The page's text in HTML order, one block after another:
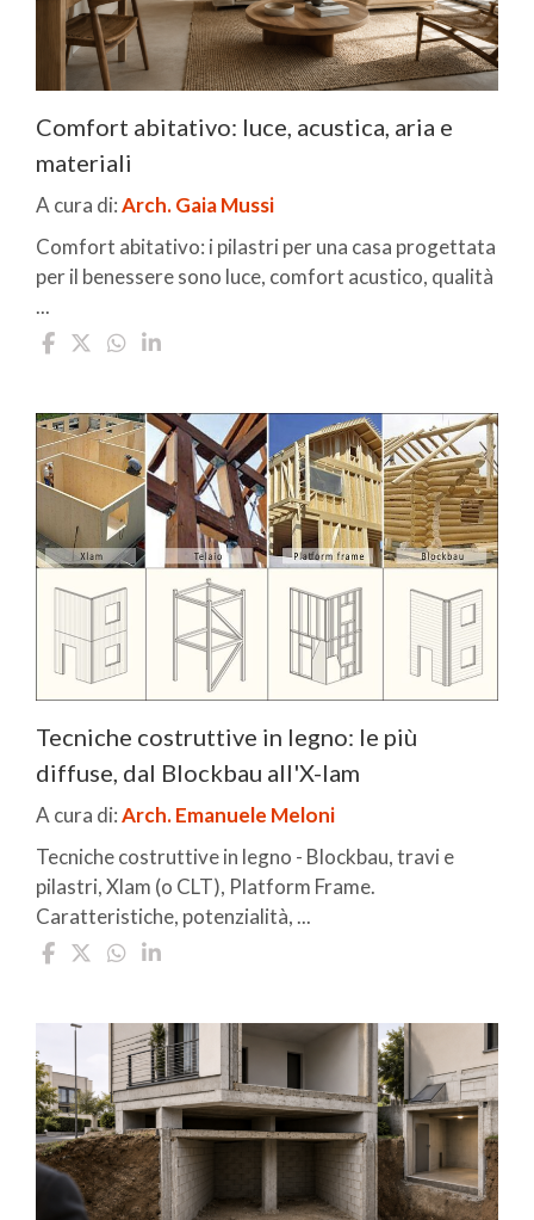
Comfort abitativo: luce, acustica, aria e
materiali
A cura di:Arch. Gaia Mussi
Comfort abitativo: i pilastri per una casa progettata
per il benessere sono luce, comfort acustico, qualità
...
Tecniche costruttive in legno: le più
diffuse, dal Blockbau all'X-lam
A cura di:Arch. Emanuele Meloni
Tecniche costruttive in legno - Blockbau, travi e
pilastri, Xlam (o CLT), Platform Frame.
Caratteristiche, potenzialità, ...